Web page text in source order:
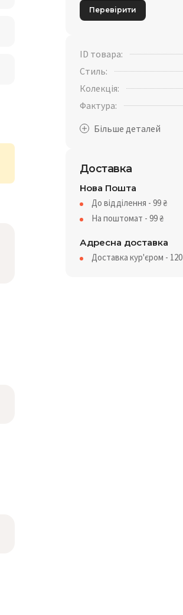
Перевірити
ID товара:
Стиль:
Колекція:
Фактура:
Доставка
Нова Пошта
До відділення - 99₴
На поштомат - 99₴
Адресна доставка
Доставка кур'єром - 120